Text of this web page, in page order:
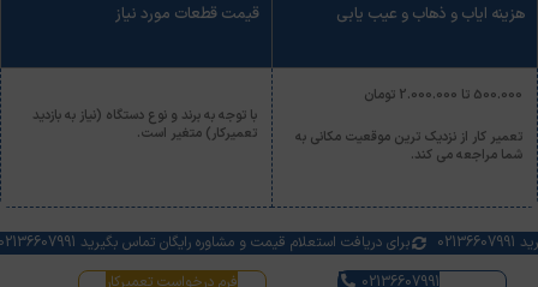
هزینه ایاب و ذهاب و عیب یابی قیمت قطعات مورد نیاز
500.000 تا 2.000.000 تومان
تعمیر کار از نزدیک ترین موقعیت مکانی به
شما مراجعه می کند.
با توجه به برند و نوع دستگاه (نیاز به بازدید
تعمیرکار) متغیر است.
برای دریافت استعلام قیمت و مشاوره رایگان تماس بگیرید 02136607991
02136607991
02136607991
فرم درخواست تعمیرکار